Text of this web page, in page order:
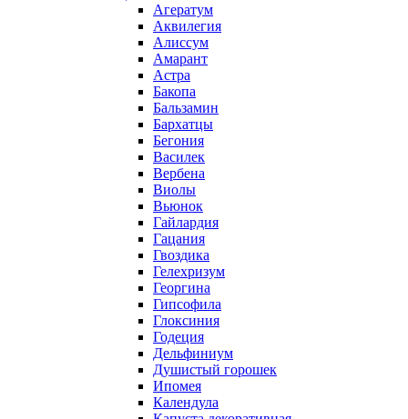
Агератум
Аквилегия
Алиссум
Амарант
Астра
Бакопа
Бальзамин
Бархатцы
Бегония
Василек
Вербена
Виолы
Вьюнок
Гайлардия
Гацания
Гвоздика
Гелехризум
Георгина
Гипсофила
Глоксиния
Годеция
Дельфиниум
Душистый горошек
Ипомея
Календула